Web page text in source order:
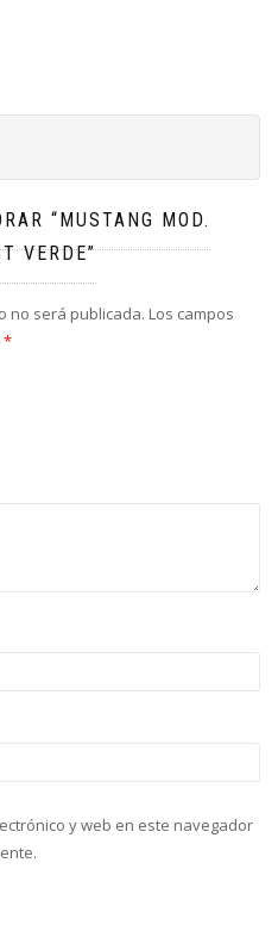
“MUSTANG MOD.
VERDE”
no será publicada. Los campos
*
y web en este navegador